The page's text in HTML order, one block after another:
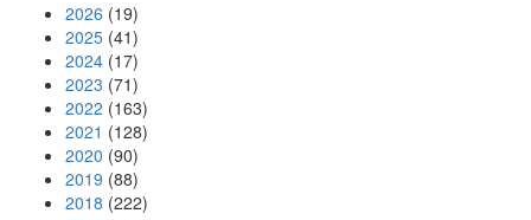
2026 (19)
2025 (41)
2024 (17)
2023 (71)
2022 (163)
2021 (128)
2020 (90)
2019 (88)
2018 (222)